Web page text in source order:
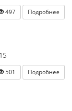
497 Подробнее
501 Подробнее